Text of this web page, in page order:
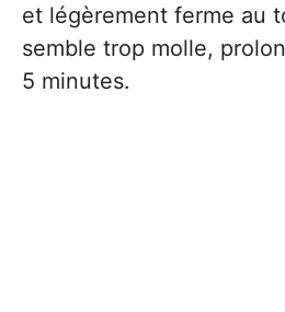
et légèrement ferme au
semble trop molle,
5 minutes.